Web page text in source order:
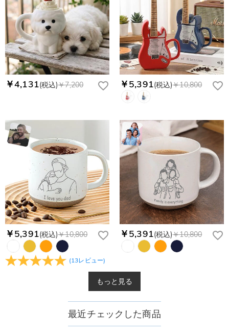
￥4,131(税込)￥7,200 ￥5,391(税込)￥10,800
￥5,391(税込)￥10,800
(13レビュー)
￥5,391(税込)￥10,800
もっと見る
最近チェックした商品